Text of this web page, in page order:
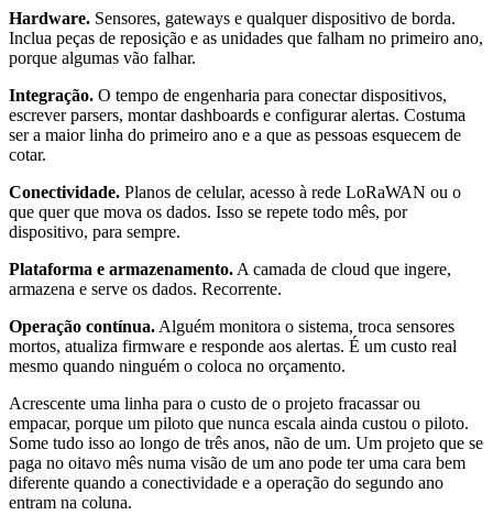
Hardware. Sensores, gateways e qualquer dispositivo de borda.
Inclua peças de reposição e as unidades que falham no primeiro ano,
porque algumas vão falhar.
Integração. O tempo de engenharia para conectar dispositivos,
escrever parsers, montar dashboards e configurar alertas. Costuma
ser a maior linha do primeiro ano e a que as pessoas esquecem de
cotar.
Conectividade. Planos de celular, acesso à rede LoRaWAN ou o
que quer que mova os dados. Isso se repete todo mês, por
dispositivo, para sempre.
Plataforma e armazenamento. A camada de cloud que ingere,
armazena e serve os dados. Recorrente.
Operação contínua. Alguém monitora o sistema, troca sensores
mortos, atualiza firmware e responde aos alertas. É um custo real
mesmo quando ninguém o coloca no orçamento.
Acrescente uma linha para o custo de o projeto fracassar ou
empacar, porque um piloto que nunca escala ainda custou o piloto.
Some tudo isso ao longo de três anos, não de um. Um projeto que se
paga no oitavo mês numa visão de um ano pode ter uma cara bem
diferente quando a conectividade e a operação do segundo ano
entram na coluna.